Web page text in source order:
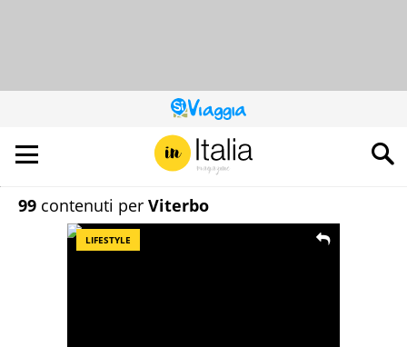
QUESTO
SITO
CONTRIBUISCE
ALL’AUDIENCE
DI
99 contenuti per Viterbo
LIFESTYLE